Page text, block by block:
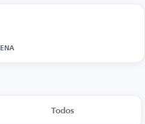
Todos